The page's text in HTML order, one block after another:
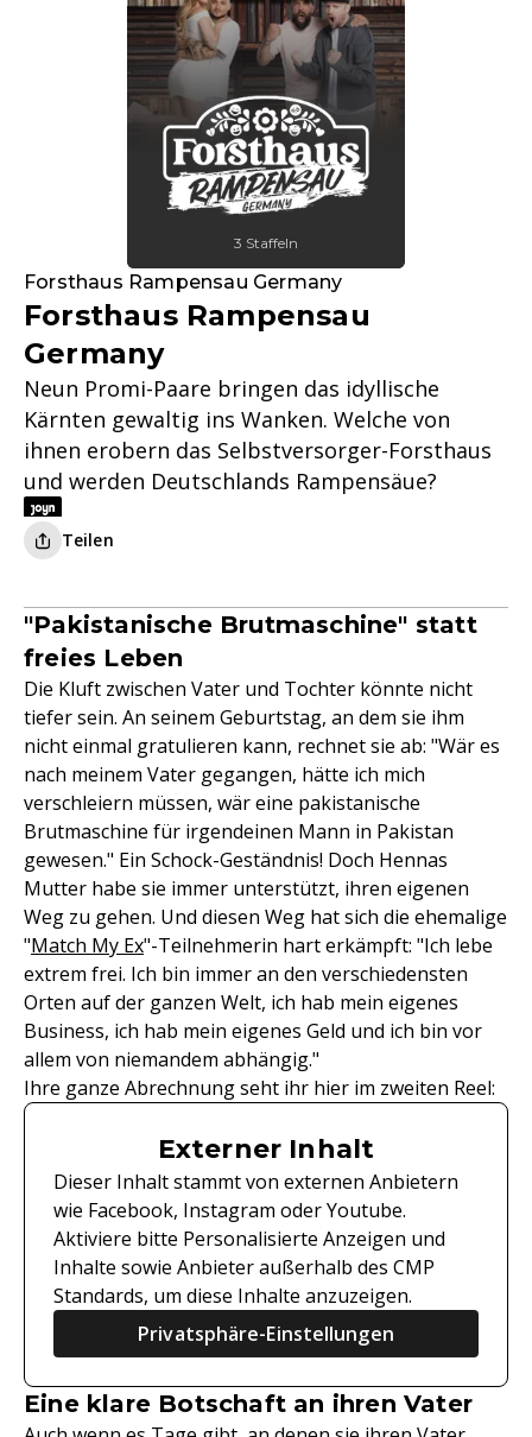
3 Staffeln
Forsthaus Rampensau Germany
Forsthaus Rampensau
Germany
Neun Promi-Paare bringen das idyllische
Kärnten gewaltig ins Wanken. Welche von
ihnen erobern das Selbstversorger-Forsthaus
und werden Deutschlands Rampensäue?
Teilen
"Pakistanische Brutmaschine" statt
freies Leben
Die Kluft zwischen Vater und Tochter könnte nicht
tiefer sein. An seinem Geburtstag, an dem sie ihm
nicht einmal gratulieren kann, rechnet sie ab: "Wär es
nach meinem Vater gegangen, hätte ich mich
verschleiern müssen, wär eine pakistanische
Brutmaschine für irgendeinen Mann in Pakistan
gewesen." Ein Schock-Geständnis! Doch Hennas
Mutter habe sie immer unterstützt, ihren eigenen
Weg zu gehen. Und diesen Weg hat sich die ehemalige
"Match My Ex"-Teilnehmerin hart erkämpft: "Ich lebe
extrem frei. Ich bin immer an den verschiedensten
Orten auf der ganzen Welt, ich hab mein eigenes
Business, ich hab mein eigenes Geld und ich bin vor
allem von niemandem abhängig."
Ihre ganze Abrechnung seht ihr hier im zweiten Reel:
Externer Inhalt
Dieser Inhalt stammt von externen Anbietern
wie Facebook, Instagram oder Youtube.
Aktiviere bitte Personalisierte Anzeigen und
Inhalte sowie Anbieter außerhalb des CMP
Standards, um diese Inhalte anzuzeigen.
Privatsphäre-Einstellungen
Eine klare Botschaft an ihren Vater